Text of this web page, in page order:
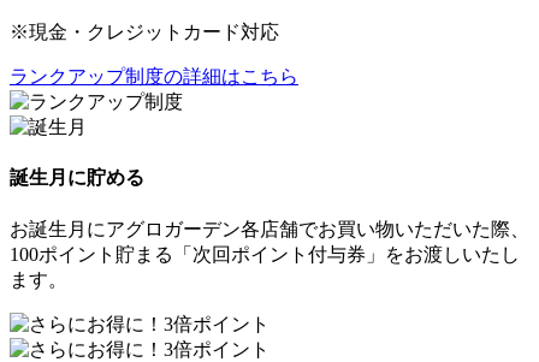
※現金・クレジットカード対応
ランクアップ制度の詳細はこちら
誕生月に貯める
お誕生月にアグロガーデン各店舗でお買い物いただいた際、
100ポイント 貯まる「次回ポイント付与券」をお渡しいたし
ます。